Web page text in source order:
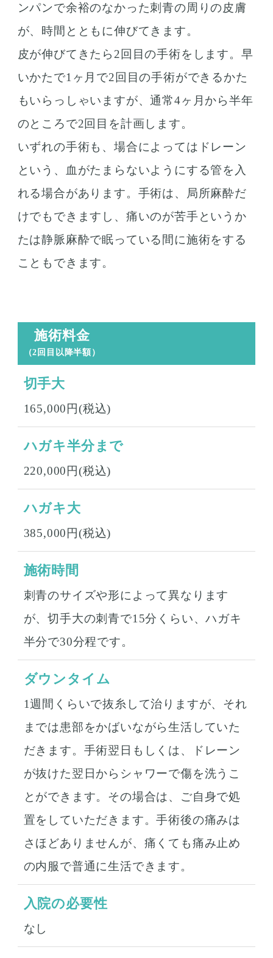
ンパンで余裕のなかった刺青の周りの皮膚
が、時間とともに伸びてきます。
皮が伸びてきたら2回目の手術をします。早
いかたで1ヶ月で2回目の手術ができるかた
もいらっしゃいますが、通常4ヶ月から半年
のところで2回目を計画します。
いずれの手術も、場合によってはドレーン
という、血がたまらないようにする管を入
れる場合があります。手術は、局所麻酔だ
けでもできますし、痛いのが苦手というか
たは静脈麻酔で眠っている間に施術をする
こともできます。
施術料金
（2回目以降半額）
切手大
165,000円(税込)
ハガキ半分まで
220,000円(税込)
ハガキ大
385,000円(税込)
施術時間
刺青のサイズや形によって異なります
が、切手大の刺青で15分くらい、ハガキ
半分で30分程です。
ダウンタイム
1週間くらいで抜糸して治りますが、それ
までは患部をかばいながら生活していた
だきます。手術翌日もしくは、ドレーン
が抜けた翌日からシャワーで傷を洗うこ
とができます。その場合は、ご自身で処
置をしていただきます。手術後の痛みは
さほどありませんが、痛くても痛み止め
の内服で普通に生活できます。
入院の必要性
なし